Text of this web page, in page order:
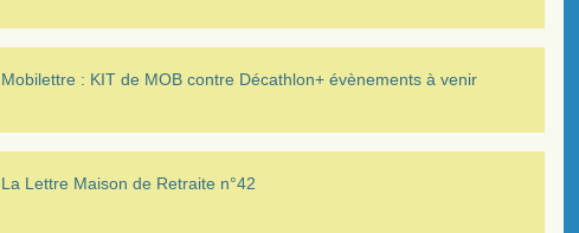
Mobilettre : KIT de MOB contre Décathlon+ évènements à venir
La Lettre Maison de Retraite n°42